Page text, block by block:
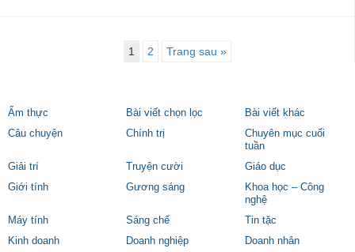
1 2 Trang sau »
Ẩm thực Bài viết chọn lọc
Bài viết khác
Câu chuyện
Chính trị
Chuyên mục cuối
tuần
Giải trí
Truyện cười
Giáo dục
Giới tính
Gương sáng
Khoa học – Công
nghệ
Máy tính
Sáng chế
Tin tặc
Kinh doanh
Doanh nghiệp
Doanh nhân